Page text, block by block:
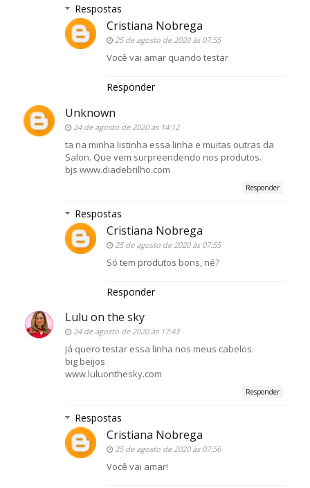
Respostas
Cristiana Nobrega
25 de agosto de 2020 às 07:55
Você vai amar quando testar
Responder
Unknown
24 de agosto de 2020 às 14:12
ta na minha listinha essa linha e muitas outras da
Salon. Que vem surpreendendo nos produtos.
bjs www.diadebrilho.com
Responder
Respostas
Cristiana Nobrega
25 de agosto de 2020 às 07:55
Só tem produtos bons, né?
Responder
Lulu on the sky
24 de agosto de 2020 às 17:43
Já quero testar essa linha nos meus cabelos.
big beijos
www.luluonthesky.com
Responder
Respostas
Cristiana Nobrega
25 de agosto de 2020 às 07:56
Você vai amar!